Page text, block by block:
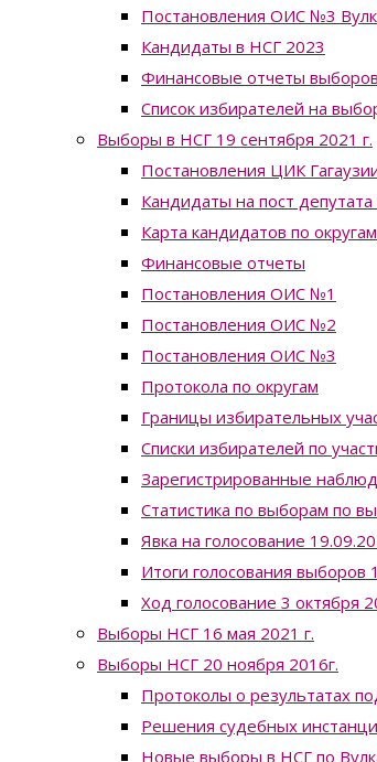
Постановления ОИС №3
Кандидаты в НСГ 2023
Финансовые отчеты
Список избирателей на
Выборы в НСГ 19 сентября 2021 г.
Постановления ЦИК
Кандидаты на пост
Карта кандидатов по округам
Финансовые отчеты
Постановления ОИС №1
Постановления ОИС №2
Постановления ОИС №3
Протокола по округам
Границы избирательных
Списки избирателей по
Зарегистрированные
Статистика по выборам по
Явка на голосование
Итоги голосования выборов
Ход голосование 3 октября
Выборы НСГ 16 мая 2021 г.
Выборы НСГ 20 ноября 2016г.
Протоколы о результатах
Решения судебных
Новые выборы в НСГ по